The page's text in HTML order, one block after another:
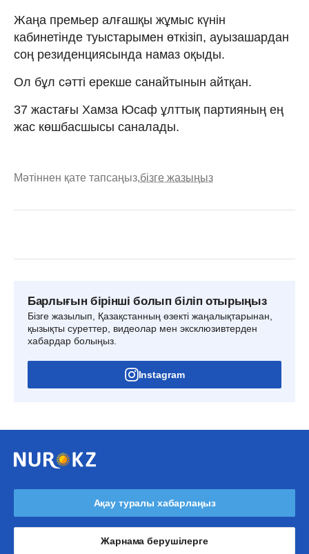
Жаңа премьер алғашқы жұмыс күнін
кабинетінде туыстарымен өткізіп, ауызашардан
соң резиденциясында намаз оқыды.
Ол бұл сәтті ерекше санайтынын айтқан.
37 жастағы Хамза Юсаф ұлттық партияның ең
жас көшбасшысы саналады.
Мәтіннен қате тапсаңыз,бізге жазыңыз
Барлығын бірінші болып біліп отырыңыз
Бізге жазылып, Қазақстанның өзекті жаңалықтарынан,
қызықты суреттер, видеолар мен эксклюзивтерден
хабардар болыңыз.
Instagram
Ақау туралы хабарлаңыз
Жарнама берушілерге